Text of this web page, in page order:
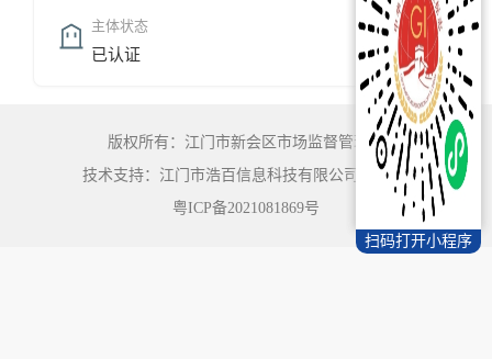
主体状态
已认证
扫码打开小程序
版权所有：江门市新会区市场监督管理局
技术支持：江门市浩百信息科技有限公司
2022
粤ICP备2021081869号